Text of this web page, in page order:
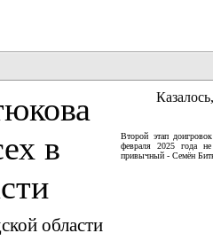
в
области
Второй этап
февраля 2025 года
привычный - Семён